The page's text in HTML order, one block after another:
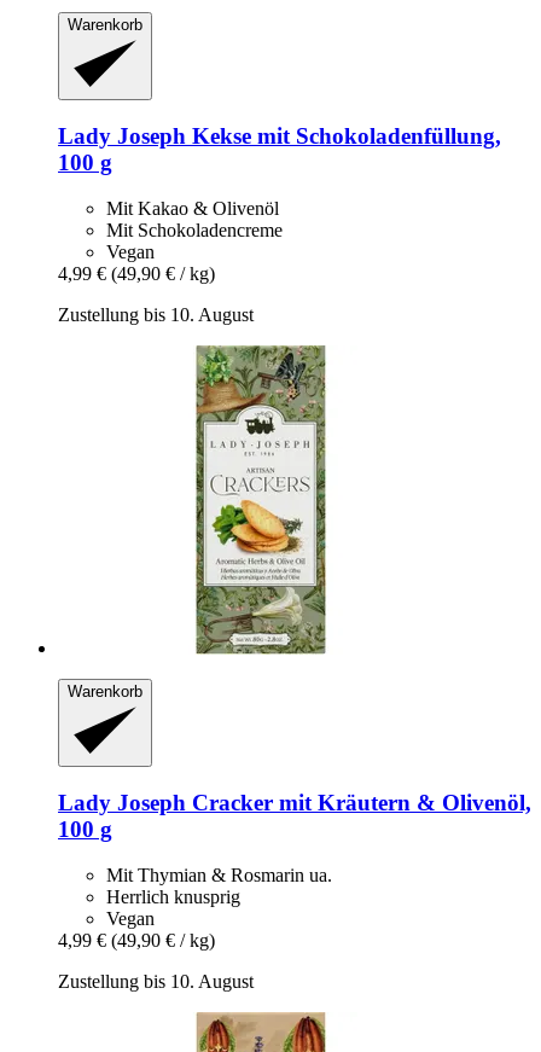
Warenkorb
Lady Joseph Kekse mit Schokoladenfüllung,
100 g
Mit Kakao & Olivenöl
Mit Schokoladencreme
Vegan
4,99 € (49,90 € / kg)
Zustellung bis 10. August
Warenkorb
Lady Joseph Cracker mit Kräutern & Olivenöl,
100 g
Mit Thymian & Rosmarin ua.
Herrlich knusprig
Vegan
4,99 € (49,90 € / kg)
Zustellung bis 10. August